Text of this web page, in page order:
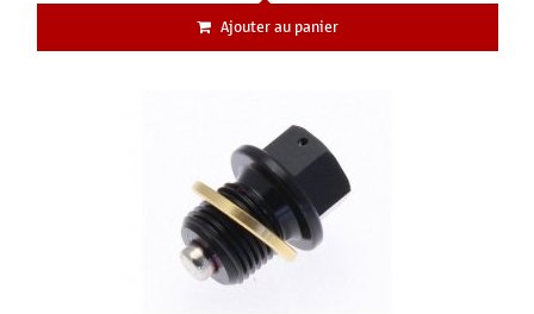
Ajouter au panier